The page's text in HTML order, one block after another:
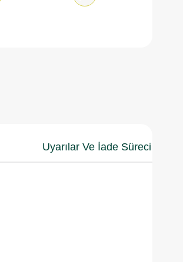
Uyarılar Ve İade Süreci